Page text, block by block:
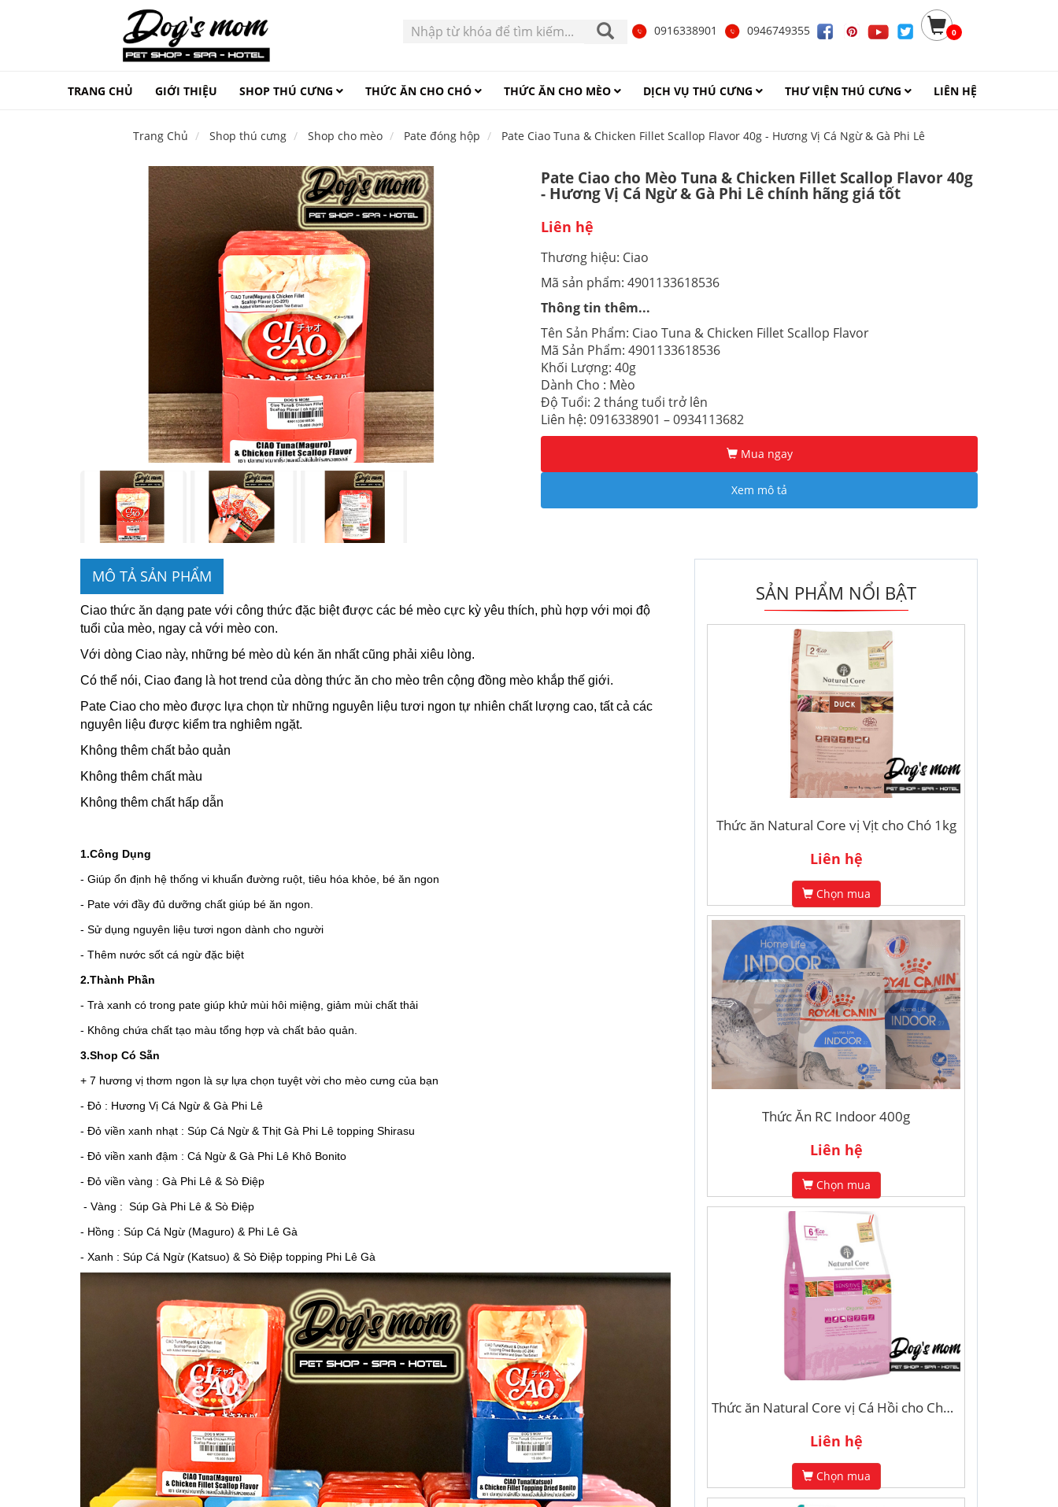
0916338901 0946749355 0
TRANG CHỦ GIỚI THIỆU SHOP THÚ CƯNG THỨC ĂN CHO CHÓ THỨC ĂN CHO MÈO DỊCH VỤ THÚ CƯNG THƯ VIỆN THÚ CƯNG LIÊN HỆ
Trang Chủ Shop thú cưng Shop cho mèo Pate đóng hộp Pate Ciao Tuna & Chicken Fillet Scallop Flavor 40g - Hương Vị Cá Ngừ & Gà Phi Lê
Pate Ciao cho Mèo Tuna & Chicken Fillet Scallop Flavor 40g
- Hương Vị Cá Ngừ & Gà Phi Lê chính hãng giá tốt
Liên hệ
Thương hiệu: Ciao
Mã sản phẩm: 4901133618536
Thông tin thêm...
Tên Sản Phẩm: Ciao Tuna & Chicken Fillet Scallop Flavor
Mã Sản Phẩm: 4901133618536
Khối Lượng: 40g
Dành Cho : Mèo
Độ Tuổi: 2 tháng tuổi trở lên
Liên hệ: 0916338901 – 0934113682
Mua ngay
Xem mô tả
MÔ TẢ SẢN PHẨM
Ciao thức ăn dạng pate với công thức đặc biệt được các bé mèo cực kỳ yêu thích, phù hợp với mọi độ
tuổi của mèo, ngay cả với mèo con.
Với dòng Ciao này, những bé mèo dù kén ăn nhất cũng phải xiêu lòng.
Có thể nói, Ciao đang là hot trend của dòng thức ăn cho mèo trên cộng đồng mèo khắp thế giới.
Pate Ciao cho mèo được lựa chọn từ những nguyên liệu tươi ngon tự nhiên chất lượng cao, tất cả các
nguyên liệu được kiểm tra nghiêm ngặt.
Không thêm chất bảo quản
Không thêm chất màu
Không thêm chất hấp dẫn
1.Công Dụng
- Giúp ổn định hệ thống vi khuẩn đường ruột, tiêu hóa khỏe, bé ăn ngon
- Pate với đầy đủ dưỡng chất giúp bé ăn ngon.
- Sử dụng nguyên liệu tươi ngon dành cho người
- Thêm nước sốt cá ngừ đặc biệt
2.Thành Phần
- Trà xanh có trong pate giúp khử mùi hôi miệng, giảm mùi chất thải
- Không chứa chất tạo màu tổng hợp và chất bảo quản.
3.Shop Có Sẵn
+ 7 hương vị thơm ngon là sự lựa chọn tuyệt vời cho mèo cưng của bạn
- Đỏ : Hương Vị Cá Ngừ & Gà Phi Lê
- Đỏ viền xanh nhạt : Súp Cá Ngừ & Thịt Gà Phi Lê topping Shirasu
- Đỏ viền xanh đậm : Cá Ngừ & Gà Phi Lê Khô Bonito
- Đỏ viền vàng : Gà Phi Lê & Sò Điệp
- Vàng : Súp Gà Phi Lê & Sò Điệp
- Hồng : Súp Cá Ngừ (Maguro) & Phi Lê Gà
- Xanh : Súp Cá Ngừ (Katsuo) & Sò Điệp topping Phi Lê Gà
SẢN PHẨM NỔI BẬT
Thức ăn Natural Core vị Vịt cho Chó 1kg
Liên hệ
Chọn mua
Thức Ăn RC Indoor 400g
Liên hệ
Chọn mua
Thức ăn Natural Core vị Cá Hồi cho Chó Nhạy Cảm 1kg
Liên hệ
Chọn mua